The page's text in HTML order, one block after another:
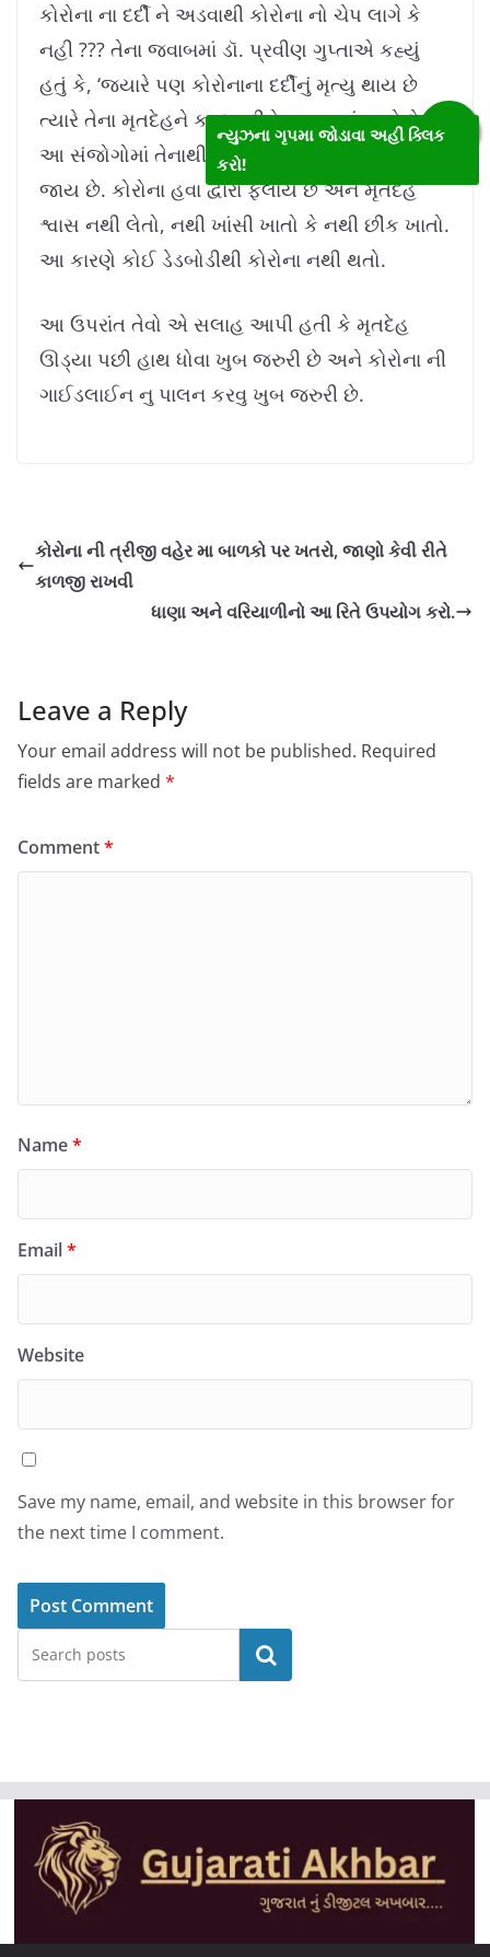
કોરોના ના દર્દી ને અડવાથી કોરોના નો ચેપ લાગે કે
નહી ??? તેના જવાબમાં ડૉ. પ્રવીણ ગુપ્તાએ કહ્યું
હતું કે, ‘જ્યારે પણ કોરોનાના દર્દીનું મૃત્યુ થાય છે
ત્યારે તેના મૃતદેહને કવર કરીને આપવામાં આવે છે.
આ સંજોગોમાં તેનાથી કોરોના ફેલાવાનું જોખમ ઘટી
જાય છે. કોરોના હવા દ્વારા ફેલાય છે અને મૃતદેહ
શ્વાસ નથી લેતો, નથી ખાંસી ખાતો કે નથી છીંક ખાતો.
આ કારણે કોઈ ડેડબોડીથી કોરોના નથી થતો.
આ ઉપરાંત તેવો એ સલાહ આપી હતી કે મૃતદેહ
ઊડ્યા પછી હાથ ધોવા ખુબ જરુરી છે અને કોરોના ની
ગાઈડલાઈન નુ પાલન કરવુ ખુબ જરુરી છે.
કોરોના ની ત્રીજી વહેર મા બાળકો પર ખતરો, જાણો કેવી રીતે
કાળજી રાખવી
ધાણા અને વરિયાળીનો આ રિતે ઉપયોગ કરો.
Leave a Reply
Your email address will not be published. Required
fields are marked *
Comment*
Name*
Email*
Website
Save my name, email, and website in this browser for
the next time I comment.
Search
ન્યુઝના ગૃપમા જોડાવા અહીં ક્લિક
કરો!